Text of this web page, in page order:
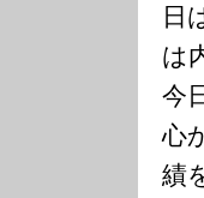
日
は
今
心
績